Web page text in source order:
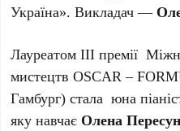
Україна».Викладач —
Лауреатом ІІІ премії
мистецтв OSCAR –
Гамбург) стала юна
яку навчає Олена